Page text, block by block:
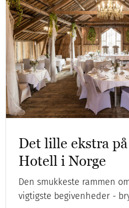
Det lille ekstra
Hotell i Norge
Den smukkeste rammen
vigtigste begivenheder -